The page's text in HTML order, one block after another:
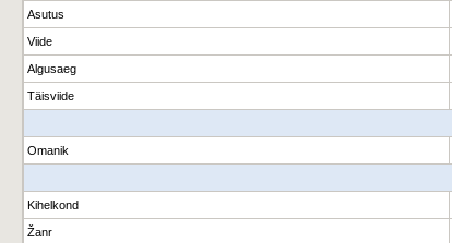
Asutus
Viide
Algusaeg
Täisviide
Omanik
Kihelkond
Žanr